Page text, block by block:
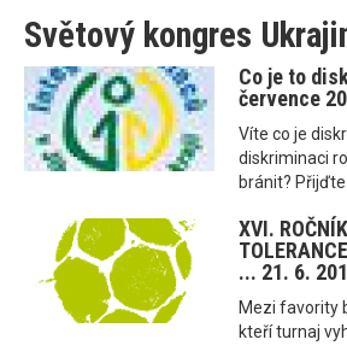
Světový kongres
Co je to
července
Víte co je
diskriminaci
bránit?
XVI.
... 21. 6.
Mezi favority
kteří turnaj